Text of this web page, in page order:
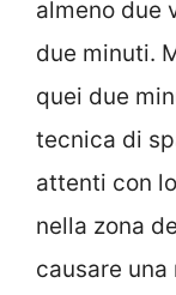
almeno due
due minuti.
quei due
tecnica di
attenti con
nella zona
causare una